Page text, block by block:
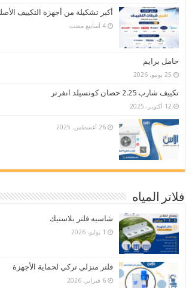
أكبر تشكيلة من أجهزة التكييف
حامل برايم
25 يونيو، 2026
تكييف شارب 2.25 حصان كونسيلد انفرتر
12 أكتوبر، 2025
26 أغسطس، 2025
فلاتر المياه
شاسيه فلتر بلاستيك
1 يوليو، 2026
فلتر منزلي تركي لحماية الأجهزة
6 فبراير، 2026